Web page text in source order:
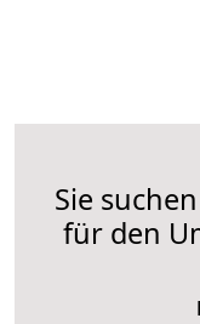
Sie
für den